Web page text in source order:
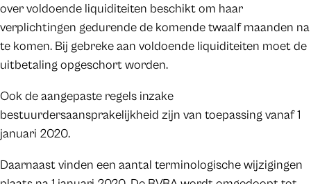
over voldoende liquiditeiten beschikt om haar
verplichtingen gedurende de komende twaalf maanden na
te komen. Bij gebreke aan voldoende liquiditeiten moet de
uitbetaling opgeschort worden.
Ook de aangepaste regels inzake
bestuurdersaansprakelijkheid zijn van toepassing vanaf 1
januari 2020.
Daarnaast vinden een aantal terminologische wijzigingen